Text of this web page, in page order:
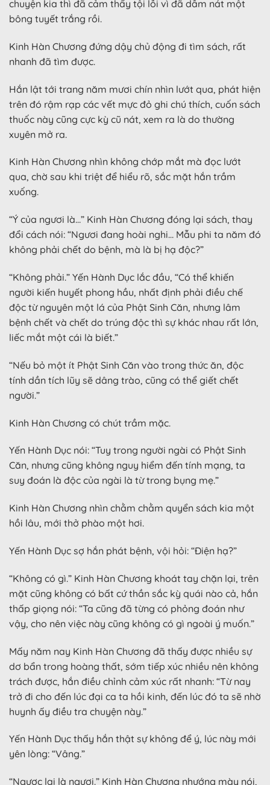
chuyện kia thì đã cảm thấy tội lỗi vì đã dẫm nát một
bông tuyết trắng rồi.
Kinh Hàn Chương đứng dậy chủ động đi tìm sách, rất
nhanh đã tìm được.
Hắn lật tới trang năm mươi chín nhìn lướt qua, phát hiện
trên đó rậm rạp các vết mực đỏ ghi chú thích, cuốn sách
thuốc này cũng cực kỳ cũ nát, xem ra là do thường
xuyên mở ra.
Kinh Hàn Chương nhìn không chớp mắt mà đọc lướt
qua, chờ sau khi triệt để hiểu rõ, sắc mặt hắn trầm
xuống.
“Ý của ngươi là…” Kinh Hàn Chương đóng lại sách, thay
đổi cách nói: “Ngươi đang hoài nghi… Mẫu phi ta năm đó
không phải chết do bệnh, mà là bị hạ độc?”
“Không phải.” Yến Hành Dục lắc đầu, “Có thể khiến
người kiến huyết phong hầu, nhất định phải điều chế
độc từ nguyên một lá của Phật Sinh Căn, nhưng lâm
bệnh chết và chết do trúng độc thì sự khác nhau rất lớn,
liếc mắt một cái là biết.”
“Nếu bỏ một ít Phật Sinh Căn vào trong thức ăn, độc
tính dần tích lũy sẽ dâng trào, cũng có thể giết chết
người.”
Kinh Hàn Chương có chút trầm mặc.
Yến Hành Dục nói: “Tuy trong người ngài có Phật Sinh
Căn, nhưng cũng không nguy hiểm đến tính mạng, ta
suy đoán là độc của ngài là từ trong bụng mẹ.”
Kinh Hàn Chương nhìn chằm chằm quyển sách kia một
hồi lâu, mới thở phào một hơi.
Yến Hành Dục sợ hắn phát bệnh, vội hỏi: “Điện hạ?”
“Không có gì.” Kinh Hàn Chương khoát tay chặn lại, trên
mặt cũng không có bất cứ thần sắc kỳ quái nào cả, hắn
thấp giọng nói: “Ta cũng đã từng có phỏng đoán như
vậy, cho nên việc này cũng không có gì ngoài ý muốn.”
Mấy năm nay Kinh Hàn Chương đã thấy được nhiều sự
dơ bẩn trong hoàng thất, sớm tiếp xúc nhiều nên không
trách được, hắn điều chỉnh cảm xúc rất nhanh: “Từ nay
trở đi cho đến lúc đại ca ta hồi kinh, đến lúc đó ta sẽ nhờ
huynh ấy điều tra chuyện này.”
Yến Hành Dục thấy hắn thật sự không để ý, lúc này mới
yên lòng: “Vâng.”
“Ngược lại là ngươi.” Kinh Hàn Chương nhướng mày nói,